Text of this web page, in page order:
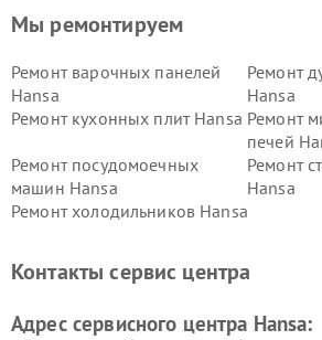
Мы ремонтируем
Ремонт варочных панелей
Hansa
Ремонт
Hansa
Ремонт кухонных плит Hansa Ремонт
печей
Ремонт посудомоечных
машин Hansa
Ремонт
Hansa
Ремонт холодильников Hansa
Контакты сервис центра
Адрес сервисного центра Hansa: